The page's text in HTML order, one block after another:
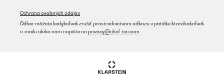
Ochrana osobných údajov
Odber môžete kedykoľvek zrušiť prostredníctvom odkazu v pätičke ktoréhokoľvek
e-mailu alebo nám napíšte na privacy@chal-tec.com